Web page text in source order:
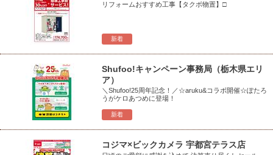
新着
リフォームおすすめ工事【タクボ物置】□
新着
Shufoo!キャンペーン事務局（栃木県エリ
ア）
＼Shufoo!25周年記念！／☆aruku&コラボ開催☆ぽたろ
うがケロあつめに登場！
コジマ×ビックカメラ 宇都宮テラス店